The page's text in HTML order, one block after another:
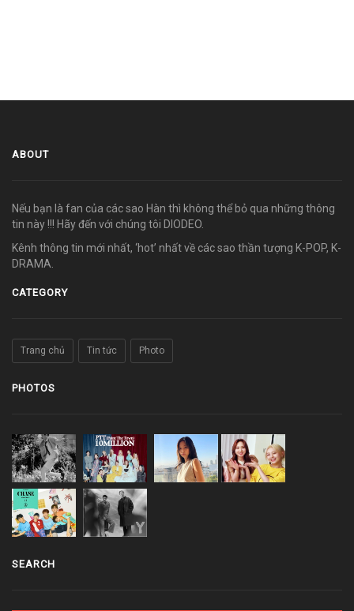
ABOUT
Nếu bạn là fan của các sao Hàn thì không thể bỏ qua những thông
tin này !!! Hãy đến với chúng tôi DIODEO.
Kênh thông tin mới nhất, ‘hot’ nhất về các sao thần tượng K-POP, K-
DRAMA.
CATEGORY
Trang chủ Tin tức Photo
PHOTOS
SEARCH